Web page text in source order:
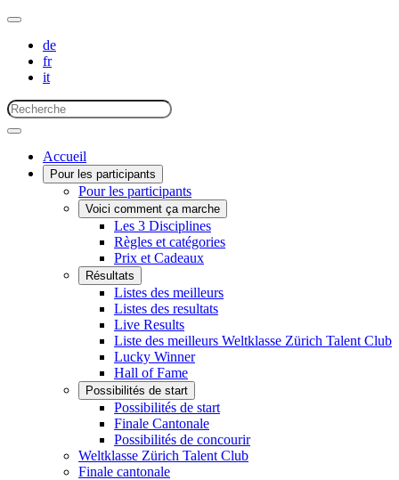
de
fr
it
Accueil
Pour les participants
Pour les participants
Voici comment ça marche
Les 3 Disciplines
Règles et catégories
Prix et Cadeaux
Résultats
Listes des meilleurs
Listes des resultats
Live Results
Liste des meilleurs Weltklasse Zürich Talent Club
Lucky Winner
Hall of Fame
Possibilités de start
Possibilités de start
Finale Cantonale
Possibilités de concourir
Weltklasse Zürich Talent Club
Finale cantonale